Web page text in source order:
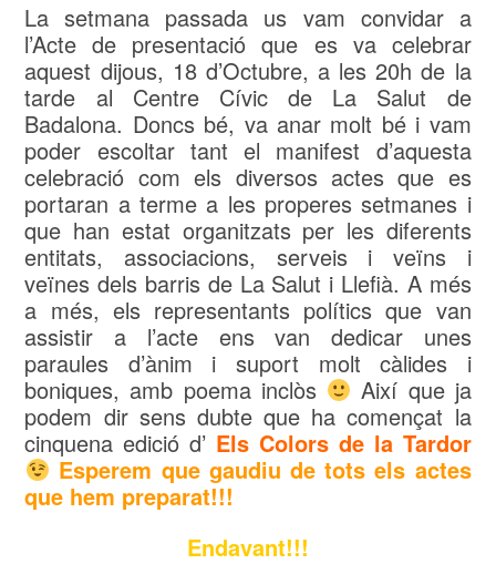
La setmana passada us vam convidar a
l’Acte de presentació que es va celebrar
aquest dijous, 18 d’Octubre, a les 20h de la
tarde al Centre Cívic de La Salut de
Badalona. Doncs bé, va anar molt bé i vam
poder escoltar tant el manifest d’aquesta
celebració com els diversos actes que es
portaran a terme a les properes setmanes i
que han estat organitzats per les diferents
entitats, associacions, serveis i veïns i
veïnes dels barris de La Salut i Llefià. A més
a més, els representants polítics que van
assistir a l’acte ens van dedicar unes
paraules d’ànim i suport molt càlides i
boniques, amb poema inclòs
Així que ja
podem dir sens dubte que ha començat la
cinquena edició d’ Els Colors de la Tardor
Esperem que gaudiu de tots els actes
que hem preparat!!!
Endavant!!!